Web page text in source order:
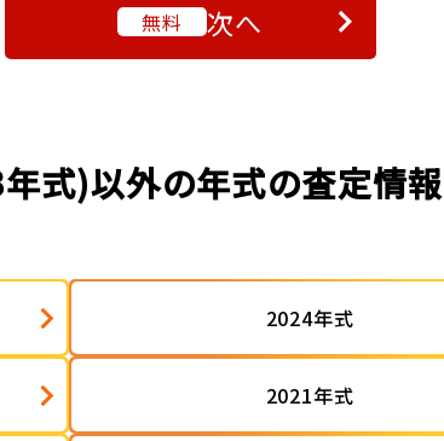
無料 次へ
年式)以外の年式の査定情報
2024年式
2021年式